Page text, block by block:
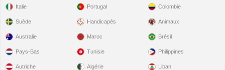
Italie
Suède
Portugal
Handicapés
Colombie
Animaux
Australie
Pays-Bas
Autriche
Maroc
Tunisie
Algérie
Brésil
Philippines
Liban